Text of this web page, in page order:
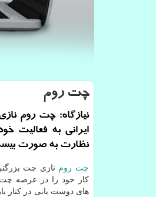
چت روم
نیازگاه: چت روم
ایرانی به فعالیت
نظارت به صورت
چت روم
کار خود را در عرصه
های دوست یابی در کنار